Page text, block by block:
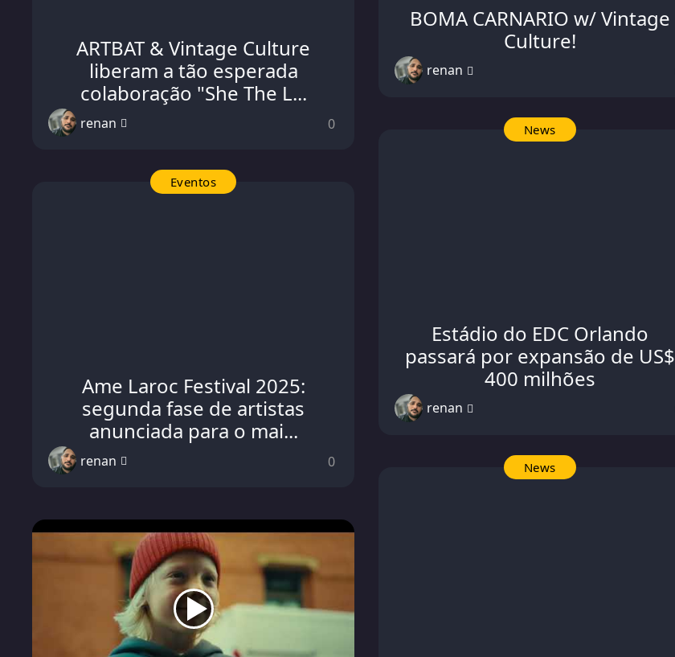
ARTBAT & Vintage Culture
liberam a tão esperada
colaboração "She The L...
renan 0
Eventos
Ame Laroc Festival 2025:
segunda fase de artistas
anunciada para o mai...
renan 0
BOMA CARNARIO w/ Vintage
Culture!
renan
News
Estádio do EDC Orlando
passará por expansão de US$
400 milhões
renan
News